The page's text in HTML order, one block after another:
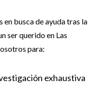
busca de ayuda tras la
ser querido en Las
para:
exhaustiva